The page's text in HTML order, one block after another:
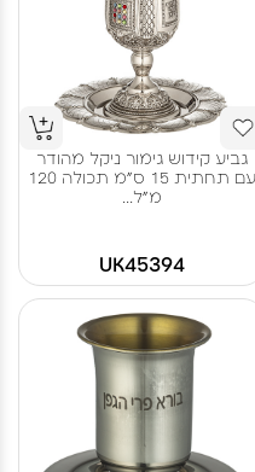
גביע קידוש גימור ניקל מהודר
עם תחתית 15 ס"מ תכולה 120
מ"ל...
UK45394